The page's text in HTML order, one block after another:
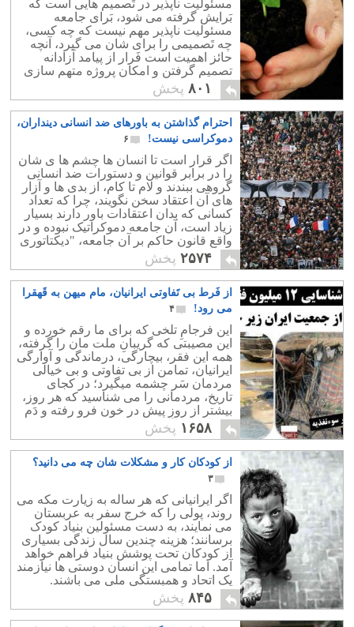
مسئولیت ناپذیر در تَصمیم هایی است که
بَرایش گرفته می شود، بَرای جامعه
مسئولیت ناپذیر مهم نیست که چه کسی،
چه تَصمیمی را برای شان می گیرد، آنچه
حائز اهمیت است فَرار از پیامد آزادانه
تصمیم گرفتن و امکان پروژه متهم سازی
است!۸۰۱ پخش
احترام گذاشتن به باورهای ضد انسانی دینداران،
دموکراسی نیست!
۶
اگر قرار است تا انسان ها چشم ها ی شان
را در برابر قوانین و دستورات ضد انسانی
گروهی ببندند و لام تا کام، از بدی ها و آزار
های آن اعتقاد سخن نگویند، چرا که تعداد
کسانی که بدان اعتقادات باور دارند بسیار
زیاد است، آن جامعه دموکراتیک نبوده و در
واقع قانون حاکم بر آن جامعه، "دیکتاتوری
اکثریت" می باشد
۲۵۷۴ پخش
از فَرط بی تَفاوتی ایرانیان، مام میهن به قَهقرا
می رود!
۴
این فرجامِ تلخی که برای ما رقم خورده و
این مصیبتی که گریبانِ ملت مان را گرفته،
همه این فقر، بیچارگی، درماندگی و آوارگی
ایرانیان، تمامن از بی تفاوتی و بی خیالی
مردمان سَر چشمه میگیرد؛ در کجای
تاریخ، مردمانی را می شناسید که هر روز،
بیشتر از روزِ پیش در خون فرو رفته و دَم
بر نیاورده باشند؟
۱۶۵۸ پخش
از کودکان کار و مشکلات شان چه می دانید؟
۳
اگر ایرانیانی که هر ساله به زیارت مکه می
روند، پولی را که خرج سفر به عربستان
می نمایند، به دست مسئولین بنیاد کودک
برسانند؛ هزینه چندین سال زندگی بسیاری
از کودکان تحت پوشش بنیاد فراهم خواهد
آمد. اما تمامی این انسان دوستی ها نیازمند
یک اتحاد و همبستگی ملی می باشند.
۸۴۵ پخش